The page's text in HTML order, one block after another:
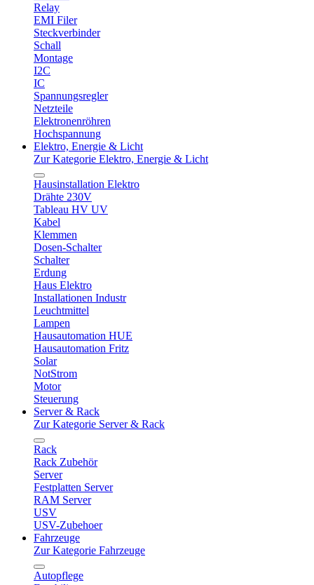
Relay
EMI Filer
Steckverbinder
Schall
Montage
I2C
IC
Spannungsregler
Netzteile
Elektronenröhren
Hochspannung
Elektro, Energie & Licht
Zur Kategorie Elektro, Energie & Licht
Hausinstallation Elektro
Drähte 230V
Tableau HV UV
Kabel
Klemmen
Dosen-Schalter
Schalter
Erdung
Haus Elektro
Installationen Industr
Leuchtmittel
Lampen
Hausautomation HUE
Hausautomation Fritz
Solar
NotStrom
Motor
Steuerung
Server & Rack
Zur Kategorie Server & Rack
Rack
Rack Zubehör
Server
Festplatten Server
RAM Server
USV
USV-Zubehoer
Fahrzeuge
Zur Kategorie Fahrzeuge
Autopflege